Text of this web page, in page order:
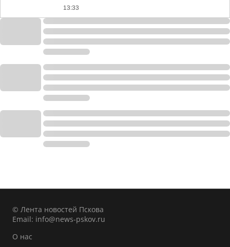
13:33
© Лента новостей Пскова
Email: info@news-pskov.ru
О нас